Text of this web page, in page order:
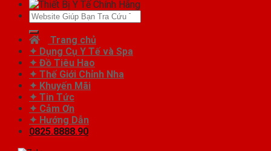
Tìm
Trang chủ
✦ Dụng Cụ Y Tế và Spa
✦ Đồ Tiêu Hao
✦ Thế Giới Chỉnh Nha
✦ Khuyến Mãi
✦ Tin Tức
✦ Cảm Ơn
✦ Hướng Dẫn
0825.8888.90